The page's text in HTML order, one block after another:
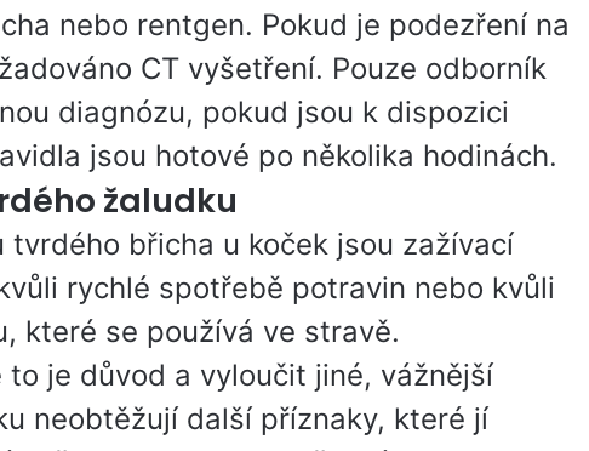
nebo rentgen. Pokud je podezření na
CT vyšetření. Pouze odborník
diagnózu, pokud jsou k dispozici
jsou hotové po několika hodinách.
žaludku
tvrdého břicha u koček jsou zažívací
rychlé spotřebě potravin nebo kvůli
které se používá ve stravě.
je důvod a vyloučit jiné, vážnější
neobtěžují další příznaky, které jí